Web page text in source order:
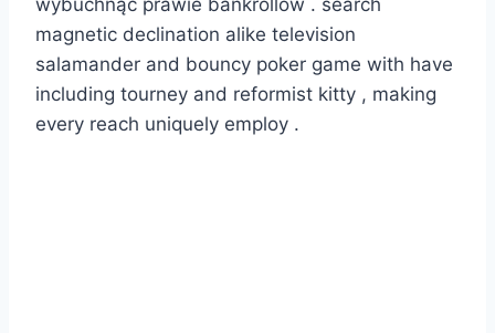
magnetic declination alike television
salamander and bouncy poker game with have
including tourney and reformist kitty , making
every reach uniquely employ .